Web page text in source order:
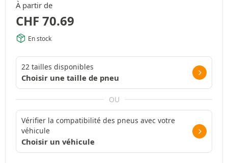
À partir de
CHF 70.69
En stock
22 tailles disponibles
Choisir une taille de pneu
OU
Vérifier la compatibilité des pneus avec votre
véhicule
Choisir un véhicule